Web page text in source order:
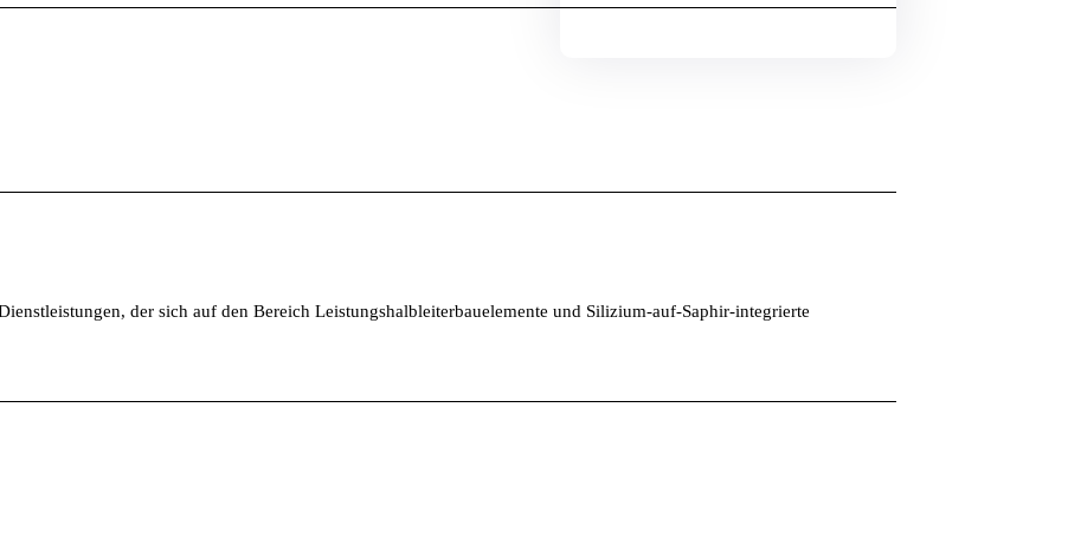
der sich auf den Bereich Leistungshalbleiterbauelemente und Silizium-auf-Saphir-integrierte